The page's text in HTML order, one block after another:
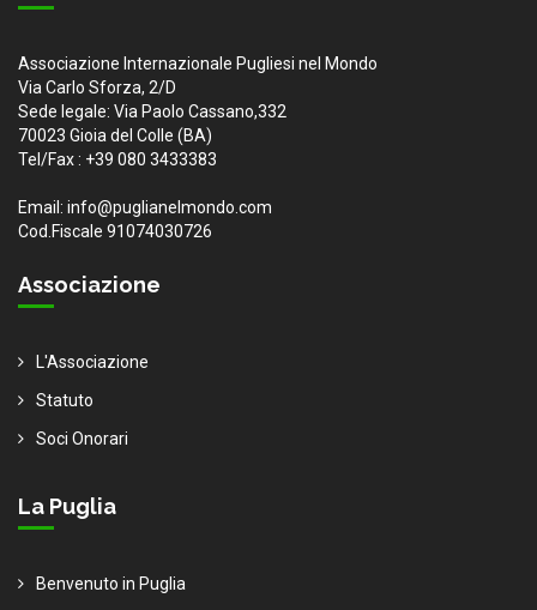
Associazione Internazionale Pugliesi nel Mondo
Via Carlo Sforza, 2/D
Sede legale: Via Paolo Cassano,332
70023 Gioia del Colle (BA)
Tel/Fax : +39 080 3433383
Email: info@puglianelmondo.com
Cod.Fiscale 91074030726
Associazione
L'Associazione
Statuto
Soci Onorari
La Puglia
Benvenuto in Puglia